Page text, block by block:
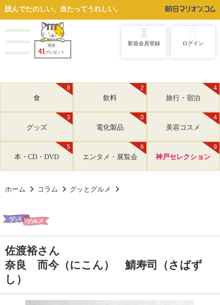
読んでたのしい、当たってうれしい。
現在
41プレゼント
新規会員登録 ログイン
8
食
2
飲料
4
旅行・宿泊
3
グッズ
0
電化製品
4
美容コスメ
5
本・CD・DVD
6
エンタメ・展覧会
9
神戸セレクション
ホーム コラム グッとグルメ
佐渡裕さん
奈良 而今（にこん） 鯖寿司（さばず
し）